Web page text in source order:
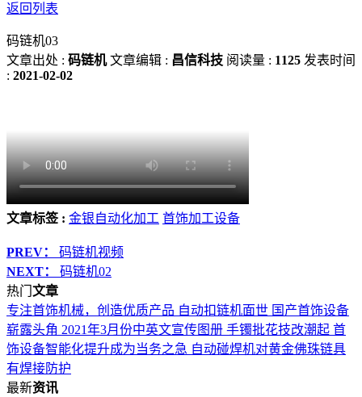
返回列表
码链机03
文章出处 : 码链机 文章编辑 : 昌信科技 阅读量 : 1125 发表时间
: 2021-02-02
文章标签 : 金银自动化加工 首饰加工设备
PREV：
码链机视频
NEXT：
码链机02
热门 文章
专注首饰机械，创造优质产品 自动扣链机面世 国产首饰设备
崭露头角 2021年3月份中英文宣传图册 手镯批花技改潮起 首
饰设备智能化提升成为当务之急 自动碰焊机对黄金佛珠链具
有焊接防护
最新资讯